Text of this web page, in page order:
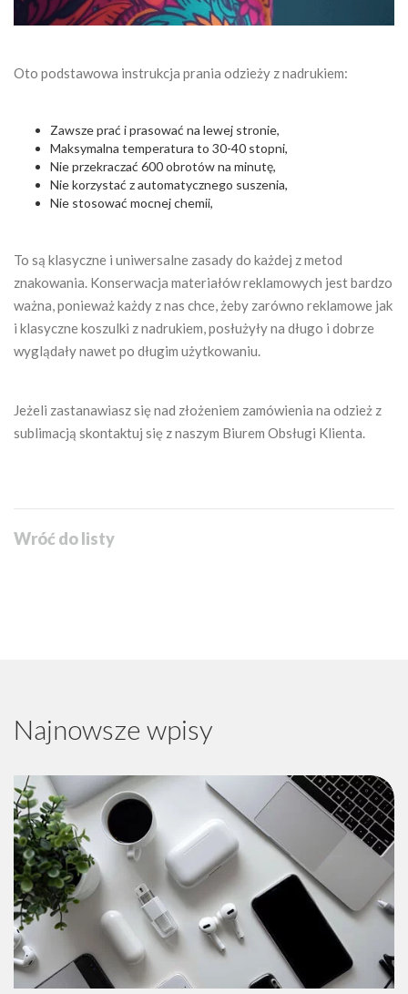
Oto podstawowa instrukcja prania odzieży z nadrukiem:
Zawsze prać i prasować na lewej stronie,
Maksymalna temperatura to 30-40 stopni,
Nie przekraczać 600 obrotów na minutę,
Nie korzystać z automatycznego suszenia,
Nie stosować mocnej chemii,
To są klasyczne i uniwersalne zasady do każdej z metod
znakowania. Konserwacja materiałów reklamowych jest bardzo
ważna, ponieważ każdy z nas chce, żeby zarówno reklamowe jak
i klasyczne koszulki z nadrukiem, posłużyły na długo i dobrze
wyglądały nawet po długim użytkowaniu.
Jeżeli zastanawiasz się nad złożeniem zamówienia na odzież z
sublimacją skontaktuj się z naszym Biurem Obsługi Klienta.
Wróć do listy
Najnowsze wpisy